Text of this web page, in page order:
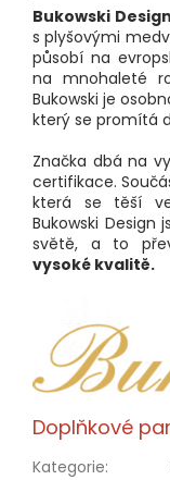
Bukowski Design
s plyšovými
působí na
na mnohaleté
Bukowski je
který se promítá
​Značka dbá na
certifikace.
která se těší
Bukowski Design
světě, a to
vysoké kvalitě.
Doplňkové
Kategorie: